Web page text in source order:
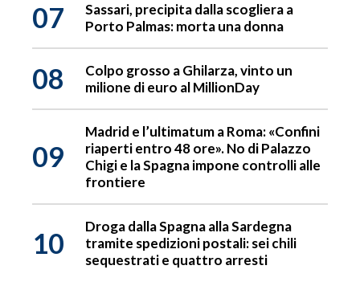
07
Sassari, precipita dalla scogliera a
Porto Palmas: morta una donna
08
Colpo grosso a Ghilarza, vinto un
milione di euro al MillionDay
09
Madrid e l’ultimatum a Roma: «Confini
riaperti entro 48 ore». No di Palazzo
Chigi e la Spagna impone controlli alle
frontiere
10
Droga dalla Spagna alla Sardegna
tramite spedizioni postali: sei chili
sequestrati e quattro arresti